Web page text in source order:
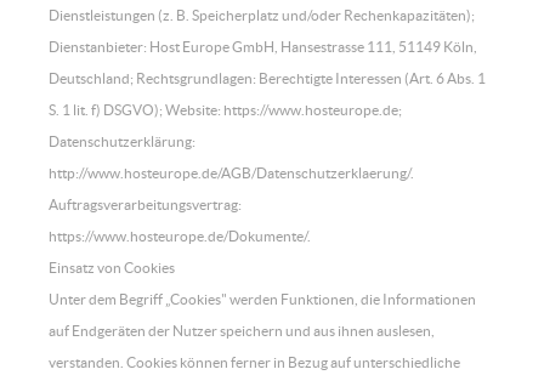
Dienstleistungen (z. B. Speicherplatz und/oder Rechenkapazitäten);
Dienstanbieter: Host Europe GmbH, Hansestrasse 111, 51149 Köln,
Deutschland; Rechtsgrundlagen: Berechtigte Interessen (Art. 6 Abs. 1
S. 1 lit. f) DSGVO); Website: https://www.hosteurope.de;
Datenschutzerklärung:
http://www.hosteurope.de/AGB/Datenschutzerklaerung/.
Auftragsverarbeitungsvertrag:
https://www.hosteurope.de/Dokumente/.
Einsatz von Cookies
Unter dem Begriff „Cookies" werden Funktionen, die Informationen
auf Endgeräten der Nutzer speichern und aus ihnen auslesen,
verstanden. Cookies können ferner in Bezug auf unterschiedliche